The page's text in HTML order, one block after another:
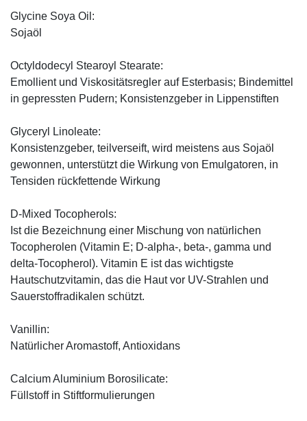
Glycine Soya Oil:
Sojaöl
Octyldodecyl Stearoyl Stearate:
Emollient und Viskositätsregler auf Esterbasis; Bindemittel
in gepressten Pudern; Konsistenzgeber in Lippenstiften
Glyceryl Linoleate:
Konsistenzgeber, teilverseift, wird meistens aus Sojaöl
gewonnen, unterstützt die Wirkung von Emulgatoren, in
Tensiden rückfettende Wirkung
D-Mixed Tocopherols:
Ist die Bezeichnung einer Mischung von natürlichen
Tocopherolen (Vitamin E; D-alpha-, beta-, gamma und
delta-Tocopherol). Vitamin E ist das wichtigste
Hautschutzvitamin, das die Haut vor UV-Strahlen und
Sauerstoffradikalen schützt.
Vanillin:
Natürlicher Aromastoff, Antioxidans
Calcium Aluminium Borosilicate:
Füllstoff in Stiftformulierungen